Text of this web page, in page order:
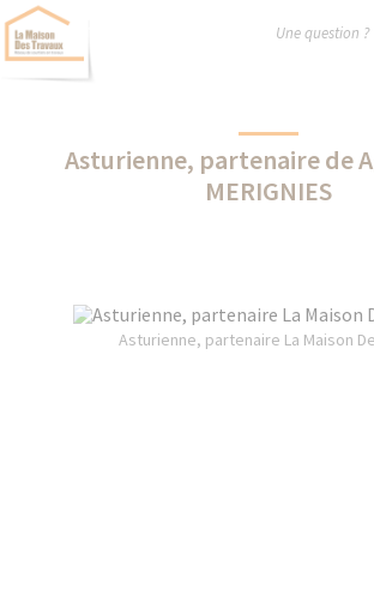
Une question ?
Asturienne, partenaire de
MERIGNIES
Asturienne, partenaire La Maison